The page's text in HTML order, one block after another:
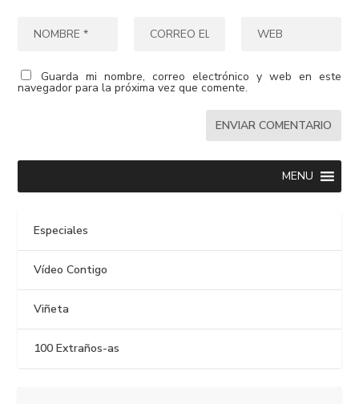
Guarda mi nombre, correo electrónico y web en este
navegador para la próxima vez que comente.
MENU
Especiales
Vídeo Contigo
Viñeta
100 Extraños-as